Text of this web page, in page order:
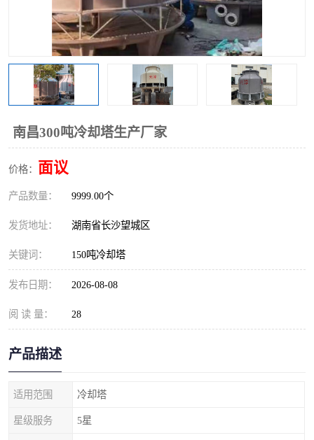
南昌300吨冷却塔生产厂家
价格： 面议
产品数量： 9999.00个
发货地址： 湖南省长沙望城区
关键词： 150吨冷却塔
发布日期： 2026-08-08
阅 读 量： 28
产品描述
适用范围 冷却塔
星级服务 5星